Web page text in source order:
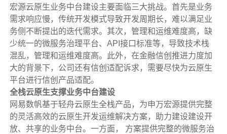
宏源云原生业务中台建设主要面临三大挑战。首先是业务
需求响应慢，传统开发模式导致开发周期长，难以满足业
务侧不断提出的迭代需求。其次，管理和运维难度高，缺
少统一的微服务治理平台、API接口标准等，导致技术栈
混乱，管理和运维难度高。此外，在金融信创推进力度加
大的背景下，公司还有信创适配诉求，需要尽快为云原生
平台进行信创产品适配。
全栈云原生支撑业务中台建设
网易数帆基于轻舟云原生全栈产品，为申万宏源提供完整
的灵活高效的云原生开发运维解决方案，助力建设建设开
放、共享的业务中台。一方面， 方案提供完整的微服务治